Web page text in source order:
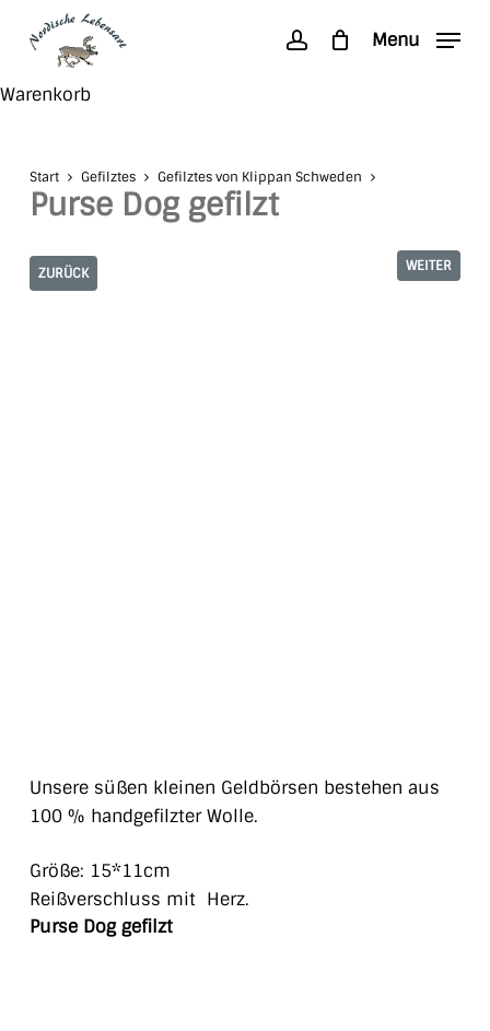
content
accountMenu
WarenkorbClose
Start Gefilztes Gefilztes von Klippan Schweden
Purse Dog gefilzt
ZURÜCK WEITER
Unsere süßen kleinen Geldbörsen bestehen aus
100 % handgefilzter Wolle.
Größe: 15*11cm
Reißverschluss mit Herz.
Purse Dog gefilzt